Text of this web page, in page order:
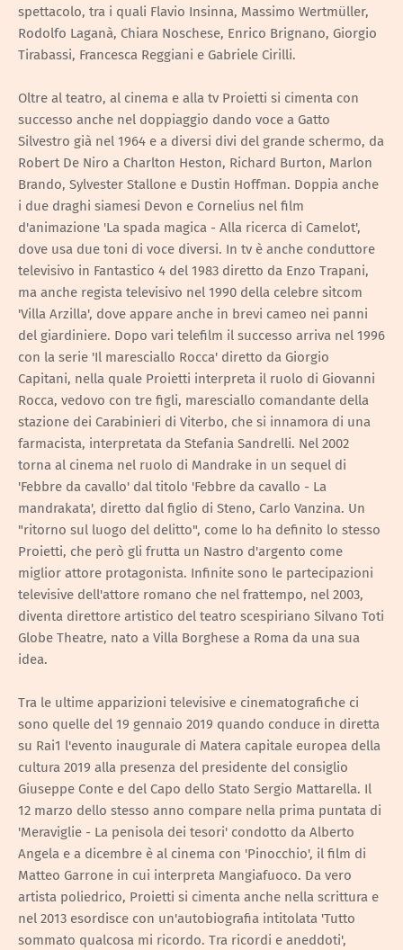
spettacolo, tra i quali Flavio Insinna, Massimo Wertmüller,
Rodolfo Laganà, Chiara Noschese, Enrico Brignano, Giorgio
Tirabassi, Francesca Reggiani e Gabriele Cirilli.
Oltre al teatro, al cinema e alla tv Proietti si cimenta con
successo anche nel doppiaggio dando voce a Gatto
Silvestro già nel 1964 e a diversi divi del grande schermo, da
Robert De Niro a Charlton Heston, Richard Burton, Marlon
Brando, Sylvester Stallone e Dustin Hoffman. Doppia anche
i due draghi siamesi Devon e Cornelius nel film
d'animazione 'La spada magica - Alla ricerca di Camelot',
dove usa due toni di voce diversi. In tv è anche conduttore
televisivo in Fantastico 4 del 1983 diretto da Enzo Trapani,
ma anche regista televisivo nel 1990 della celebre sitcom
'Villa Arzilla', dove appare anche in brevi cameo nei panni
del giardiniere. Dopo vari telefilm il successo arriva nel 1996
con la serie 'Il maresciallo Rocca' diretto da Giorgio
Capitani, nella quale Proietti interpreta il ruolo di Giovanni
Rocca, vedovo con tre figli, maresciallo comandante della
stazione dei Carabinieri di Viterbo, che si innamora di una
farmacista, interpretata da Stefania Sandrelli. Nel 2002
torna al cinema nel ruolo di Mandrake in un sequel di
'Febbre da cavallo' dal titolo 'Febbre da cavallo - La
mandrakata', diretto dal figlio di Steno, Carlo Vanzina. Un
"ritorno sul luogo del delitto", come lo ha definito lo stesso
Proietti, che però gli frutta un Nastro d'argento come
miglior attore protagonista. Infinite sono le partecipazioni
televisive dell'attore romano che nel frattempo, nel 2003,
diventa direttore artistico del teatro scespiriano Silvano Toti
Globe Theatre, nato a Villa Borghese a Roma da una sua
idea.
Tra le ultime apparizioni televisive e cinematografiche ci
sono quelle del 19 gennaio 2019 quando conduce in diretta
su Rai1 l'evento inaugurale di Matera capitale europea della
cultura 2019 alla presenza del presidente del consiglio
Giuseppe Conte e del Capo dello Stato Sergio Mattarella. Il
12 marzo dello stesso anno compare nella prima puntata di
'Meraviglie - La penisola dei tesori' condotto da Alberto
Angela e a dicembre è al cinema con 'Pinocchio', il film di
Matteo Garrone in cui interpreta Mangiafuoco. Da vero
artista poliedrico, Proietti si cimenta anche nella scrittura e
nel 2013 esordisce con un'autobiografia intitolata 'Tutto
sommato qualcosa mi ricordo. Tra ricordi e aneddoti',